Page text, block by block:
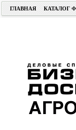
ГЛАВНАЯ КАТАЛОГ